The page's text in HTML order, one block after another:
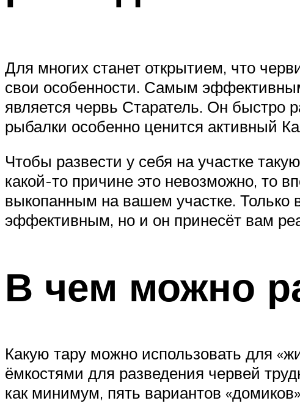
Для многих станет открытием, что
свои особенности. Самым
является червь Старатель. Он быстро
рыбалки особенно ценится активный
Чтобы развести у себя на участке
какой-то причине это невозможно, то
выкопанным на вашем участке. Только
эффективным, но и он принесёт вам
В чем можно
Какую тару можно использовать для
ёмкостями для разведения червей
как минимум, пять вариантов